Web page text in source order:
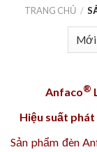
TRANG CHỦ /
Anfaco®
Hiệu suất
Sản phẩm đèn